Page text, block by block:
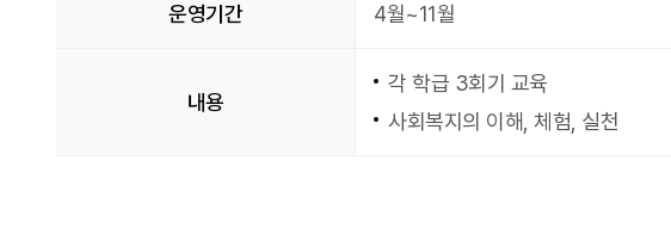
운영기간 4월~11월
내용
각 학급 3회기 교육
사회복지의 이해, 체험, 실천